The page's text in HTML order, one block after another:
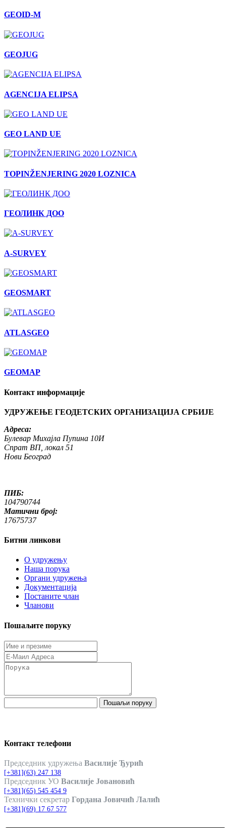
GEOID-M
GEOJUG
AGENCIJA ELIPSA
GEO LAND UE
TOPINŽENJERING 2020 LOZNICA
ГЕОЛИНК ДОО
A-SURVEY
GEOSMART
ATLASGEO
GEOMAP
Контакт информације
УДРУЖЕЊЕ ГЕОДЕТСКИХ ОРГАНИЗАЦИЈА СРБИЈЕ
Адреса:
Булевар Михајла Пупина 10И
Спрат ВП, локал 51
Нови Београд
ПИБ:
104790744
Матични број:
17675737
Битни линкови
O удружењу
Наша порука
Органи удружења
Документација
Постаните члан
Чланови
Пошаљите поруку
Пошаљи поруку
Контакт телефони
Председник удружења Василије Ђурић
[+381](63) 247 138
Председник УО Василије Јовановић
[+381](65) 545 454 9
Технички секретар Гордана Јовичић Лалић
[+381](69) 17 67 577